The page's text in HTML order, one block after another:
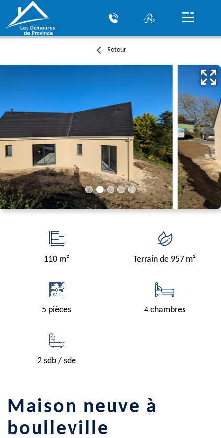
Retour
110 m² Terrain de 957 m²
5 pièces 4 chambres
2 sdb / sde
maison neuve à
boulleville